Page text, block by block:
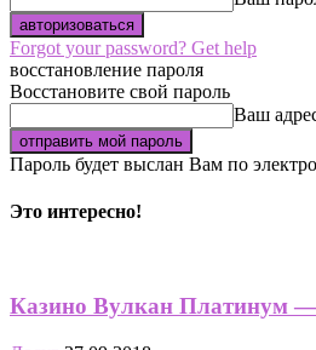
Forgot your password? Get help
восстановление пароля
Восстановите свой пароль
Ваш
Пароль будет выслан Вам по
Это интересно!
Казино Вулкан Платинум —